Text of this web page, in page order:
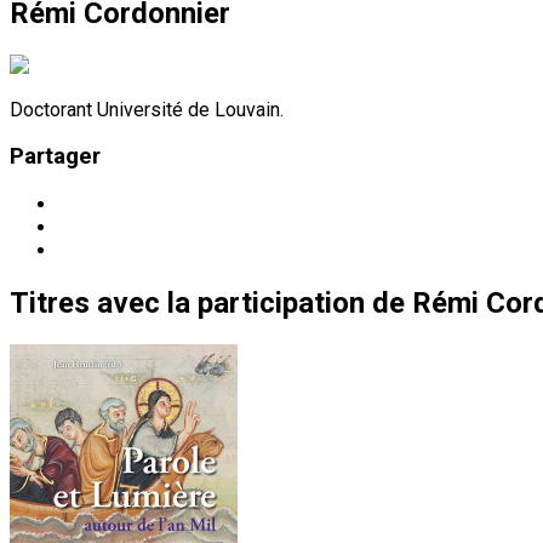
Rémi Cordonnier
Doctorant Université de Louvain.
Partager
Titres avec la participation de Rémi